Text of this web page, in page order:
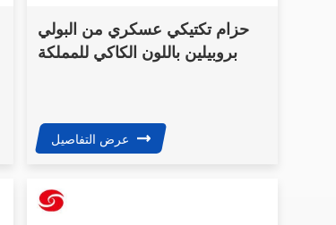
حزام تكتيكي عسكري من البولي
بروبيلين باللون الكاكي للمملكة
عرض التفاصيل